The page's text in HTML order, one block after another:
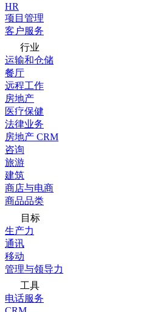
HR
项目管理
客户服务
行业
运输和仓储
餐厅
远程工作
房地产
医疗保健
法律业务
房地产 CRM
咨询
旅游
建筑
商店与电商
商品品类
目标
生产力
通讯
移动
管理与领导力
工具
电话服务